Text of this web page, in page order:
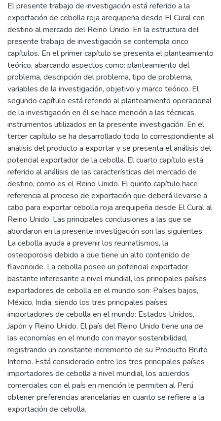
El presente trabajo de investigación está referido a la
exportación de cebolla roja arequipeña desde El Cural con
destino al mercado del Reino Unido. En la estructura del
presente trabajo de investigación se contempla cinco
capítulos. En el primer capítulo se presenta el planteamiento
teórico, abarcando aspectos como: planteamiento del
problema, descripción del problema, tipo de problema,
variables de la investigación, objetivo y marco teórico. El
segundo capítulo está referido al planteamiento operacional
de la investigación en él se hace mención a las técnicas,
instrumentos utilizados en la presente investigación. En el
tercer capítulo se ha desarrollado todo lo correspondiente al
análisis del producto a exportar y se presenta el análisis del
potencial exportador de la cebolla. El cuarto capítulo está
referido al análisis de las características del mercado de
destino, como es el Reino Unido. El quinto capítulo hace
referencia al proceso de exportación que deberá llevarse a
cabo para exportar cebolla roja arequipeña desde El Cural al
Reino Unido. Las principales conclusiones a las que se
abordaron en la presente investigación son las siguientes:
La cebolla ayuda a prevenir los reumatismos, la
osteoporosis debido a que tiene un alto contenido de
flavonoide. La cebolla posee un potencial exportador
bastante interesante a nivel mundial, los principales países
exportadores de cebolla en el mundo son: Países bajos,
México, India, siendo los tres principales países
importadores de cebolla en el mundo: Estados Unidos,
Japón y Reino Unido. El país del Reino Unido tiene una de
las economías en el mundo con mayor sostenibilidad,
registrando un constante incremento de su Producto Bruto
Interno. Está considerado entre los tres principales países
importadores de cebolla a nivel mundial, los acuerdos
comerciales con el país en mención le permiten al Perú
obtener preferencias arancelarias en cuanto se refiere a la
exportación de cebolla.